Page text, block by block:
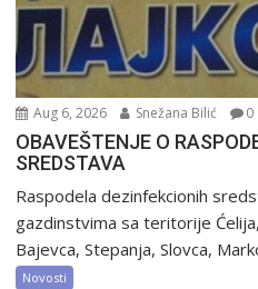
Aug 6, 2026 Snežana Bilić 0
OBAVEŠTENJE O
SREDSTAVA
Raspodela dezinfekcionih
gazdinstvima sa teritorije
Bajevca, Stepanja, Slovca,
Novosti